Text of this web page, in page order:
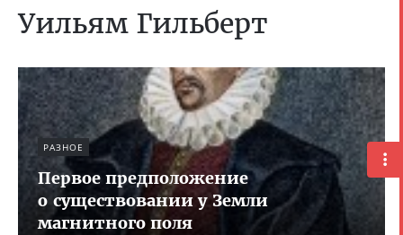
Уильям Гильберт
РАЗНОЕ
Первое предположение
о существовании у Земли
магнитного поля